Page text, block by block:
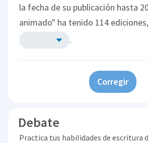
la fecha de su publicación hasta
animado" ha tenido 114
.
Corregir
Debate
Practica tus habilidades de escritura